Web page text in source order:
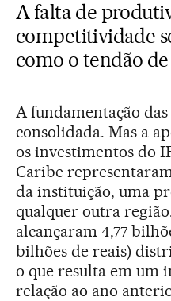
A falta de
competitividade
como o tendão
A fundamentação
consolidada. Mas a
os investimentos do
Caribe
da instituição, uma
qualquer outra
alcançaram 4,77
bilhões de reais)
o que resulta em um
relação ao ano